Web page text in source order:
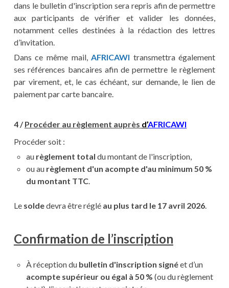
dans le bulletin d'inscription sera repris afin de permettre
aux participants de vérifier et valider les données,
notamment celles destinées à la rédaction des lettres
d’invitation.
Dans ce même mail,AFRICAWI transmettra également
ses références bancaires afin de permettre le règlement
par virement, et, le cas échéant, sur demande, le lien de
paiement par carte bancaire.
4 /Procéder au règlement auprès d’AFRICAWI
Procéder soit :
au règlement total du montant de l'inscription,
ou au règlement d'un acompte d'au minimum 50 %
du montant TTC.
Le soldedevra être réglé au plus tard le 17 avril 2026.
Confirmation de l’inscription
À réception du bulletin d'inscription signéet d’un
acompte supérieur ou égal à 50 % (ou du règlement